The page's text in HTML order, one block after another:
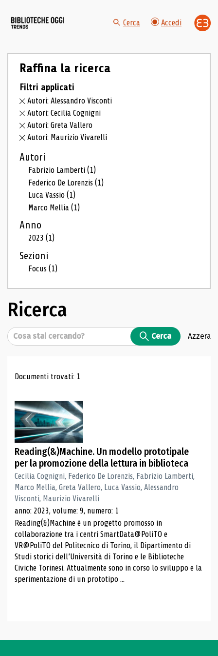
Cerca Accedi
Raffina la ricerca
Filtri applicati
Autori: Alessandro Visconti
Autori: Cecilia Cognigni
Autori: Greta Vallero
Autori: Maurizio Vivarelli
Autori
Fabrizio Lamberti(1)
Federico De Lorenzis(1)
Luca Vassio(1)
Marco Mellia(1)
Anno
2023(1)
Sezioni
Focus(1)
Ricerca
Cerca Cerca Azzera
Risultati di ricerca
Documenti trovati: 1
Reading(&)Machine. Un modello prototipale
per la promozione della lettura in biblioteca
Cecilia Cognigni, Federico De Lorenzis, Fabrizio Lamberti,
Marco Mellia, Greta Vallero, Luca Vassio, Alessandro
Visconti, Maurizio Vivarelli
anno: 2023, volume: 9, numero: 1
Reading(&)Machine è un progetto promosso in
collaborazione tra i centri SmartData@PoliTO e
VR@PoliTO del Politecnico di Torino, il Dipartimento di
Studi storici dell’Università di Torino e le Biblioteche
Civiche Torinesi. Attualmente sono in corso lo sviluppo e la
sperimentazione di un prototipo ...